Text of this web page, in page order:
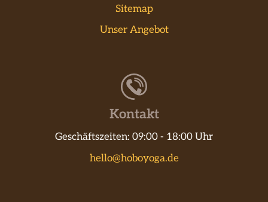
Sitemap
Unser Angebot
Kontakt
Geschäftszeiten: 09:00 - 18:00 Uhr
hello@hoboyoga.de